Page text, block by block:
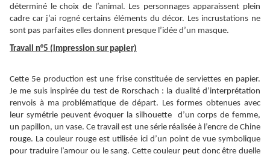
déterminé le choix de l’animal. Les personnages apparaissent plein
cadre car j’ai rogné certains éléments du décor. Les incrustations ne
sont pas parfaites elles donnent presque l’idée d’un masque.
Travail n°5 (impression sur papier)
Cette 5e production est une frise constituée de serviettes en papier.
Je me suis inspirée du test de Rorschach : la dualité d’interprétation
renvois à ma problématique de départ. Les formes obtenues avec
leur symétrie peuvent évoquer la silhouette d’un corps de femme,
un papillon, un vase. Ce travail est une série réalisée à l’encre de Chine
rouge. La couleur rouge est utilisée ici d’un point de vue symbolique
pour traduire l’amour ou le sang. Cette couleur peut donc être duelle